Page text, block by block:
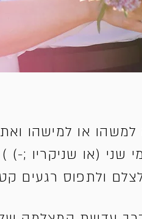
או למישהו
(או שניקריו ;-)
ולתפוס רגעים